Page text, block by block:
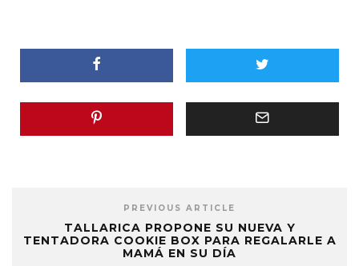
PREVIOUS ARTICLE
TALLARICA PROPONE SU NUEVA Y
TENTADORA COOKIE BOX PARA REGALARLE A
MAMÁ EN SU DÍA